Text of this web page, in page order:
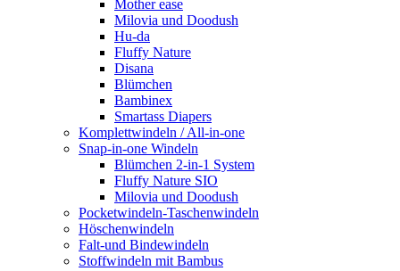
Mother ease
Milovia und Doodush
Hu-da
Fluffy Nature
Disana
Blümchen
Bambinex
Smartass Diapers
Komplettwindeln / All-in-one
Snap-in-one Windeln
Blümchen 2-in-1 System
Fluffy Nature SIO
Milovia und Doodush
Pocketwindeln-Taschenwindeln
Höschenwindeln
Falt-und Bindewindeln
Stoffwindeln mit Bambus